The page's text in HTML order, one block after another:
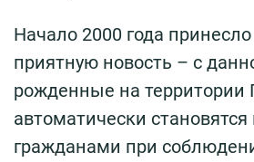
Начало 2000 года
приятную новость – с
рожденные на территории
автоматически
гражданами при